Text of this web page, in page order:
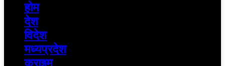
होम
देश
विदेश
मध्यप्रदेश
क्राइम